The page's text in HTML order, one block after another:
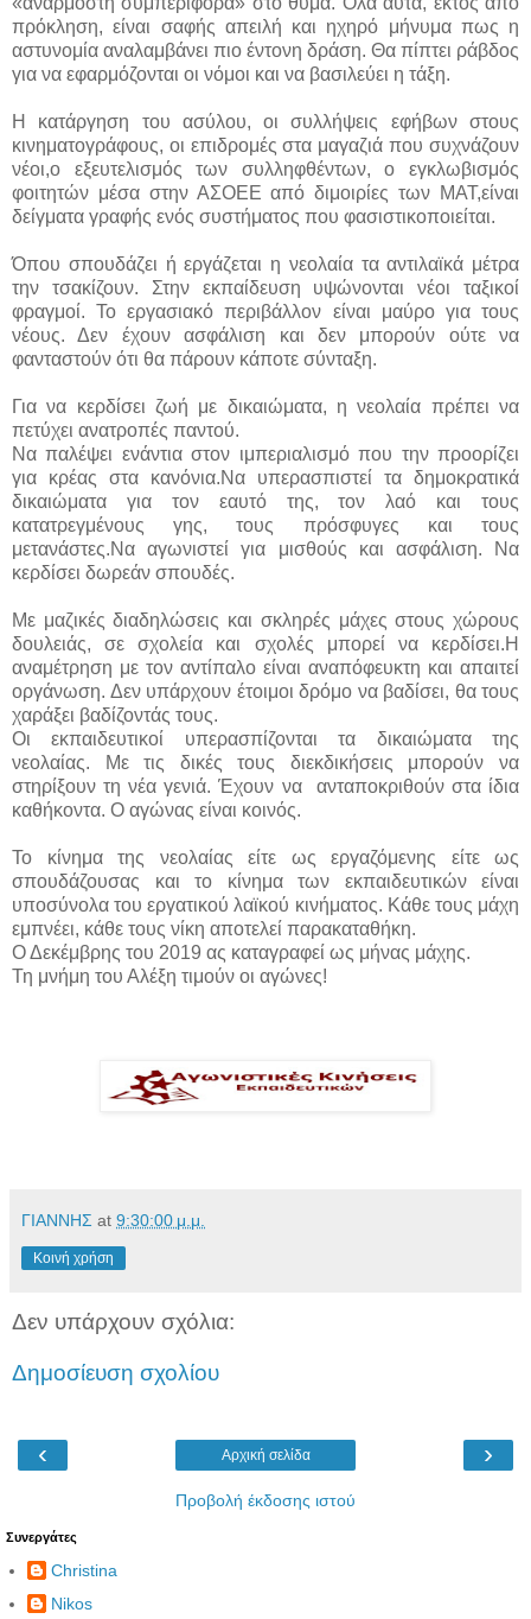
πρόκληση, είναι σαφής απειλή και ηχηρό μήνυμα πως η
αστυνομία αναλαμβάνει πιο έντονη δράση. Θα πίπτει ράβδος
για να εφαρμόζονται οι νόμοι και να βασιλεύει η τάξη.
Η κατάργηση του ασύλου, οι συλλήψεις εφήβων στους
κινηματογράφους, οι επιδρομές στα μαγαζιά που συχνάζουν
νέοι,ο εξευτελισμός των συλληφθέντων, ο εγκλωβισμός
φοιτητών μέσα στην ΑΣΟΕΕ από διμοιρίες των ΜΑΤ,είναι
δείγματα γραφής ενός συστήματος που φασιστικοποιείται.
Όπου σπουδάζει ή εργάζεται η νεολαία τα αντιλαϊκά μέτρα
την τσακίζουν. Στην εκπαίδευση υψώνονται νέοι ταξικοί
φραγμοί. Το εργασιακό περιβάλλον είναι μαύρο για τους
νέους. Δεν έχουν ασφάλιση και δεν μπορούν ούτε να
φανταστούν ότι θα πάρουν κάποτε σύνταξη.
Για να κερδίσει ζωή με δικαιώματα, η νεολαία πρέπει να
πετύχει ανατροπές παντού.
Να παλέψει ενάντια στον ιμπεριαλισμό που την προορίζει
για κρέας στα κανόνια.Να υπερασπιστεί τα δημοκρατικά
δικαιώματα για τον εαυτό της, τον λαό και τους
κατατρεγμένους γης, τους πρόσφυγες και τους
μετανάστες.Να αγωνιστεί για μισθούς και ασφάλιση. Να
κερδίσει δωρεάν σπουδές.
Με μαζικές διαδηλώσεις και σκληρές μάχες στους χώρους
δουλειάς, σε σχολεία και σχολές μπορεί να κερδίσει.Η
αναμέτρηση με τον αντίπαλο είναι αναπόφευκτη και απαιτεί
οργάνωση. Δεν υπάρχουν έτοιμοι δρόμο να βαδίσει, θα τους
χαράξει βαδίζοντάς τους.
Οι εκπαιδευτικοί υπερασπίζονται τα δικαιώματα της
νεολαίας. Με τις δικές τους διεκδικήσεις μπορούν να
στηρίξουν τη νέα γενιά. Έχουν να
ανταποκριθούν στα ίδια
καθήκοντα. Ο αγώνας είναι κοινός.
Το κίνημα της νεολαίας είτε ως εργαζόμενης είτε ως
σπουδάζουσας και το κίνημα των εκπαιδευτικών είναι
υποσύνολα του εργατικού λαϊκού κινήματος. Κάθε τους μάχη
εμπνέει, κάθε τους νίκη αποτελεί παρακαταθήκη.
Ο Δεκέμβρης του 2019 ας καταγραφεί ως μήνας μάχης.
Τη μνήμη του Αλέξη τιμούν οι αγώνες!
ΓΙΑΝΝΗΣ at 9:30:00 μ.μ.
Κοινή χρήση
Δεν υπάρχουν σχόλια:
Δημοσίευση σχολίου
‹ ›
Αρχική σελίδα
Προβολή έκδοσης ιστού
Συνεργάτες
Christina
Nikos